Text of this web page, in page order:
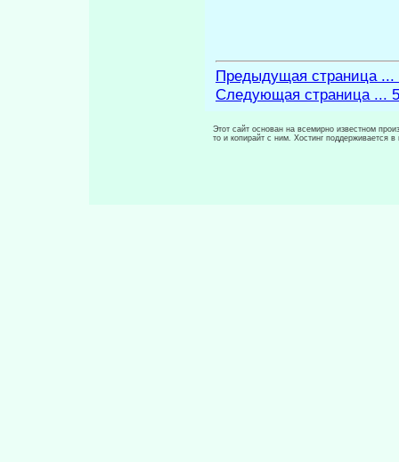
Предыдущая страница ...
Следующая страница ...
Этот сайт основан на всемирно известном
то и копирайт с ним. Хостинг поддерживается